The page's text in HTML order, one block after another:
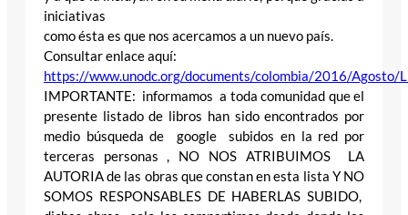
iniciativas
como ésta es que nos acercamos a un nuevo país.
Consultar enlace aquí:
https://www.unodc.org/documents/colombia/2016/Agosto/
IMPORTANTE: informamos a toda comunidad que el
presente listado de libros han sido encontrados por
medio búsqueda de google subidos en la red por
terceras personas , NO NOS ATRIBUIMOS LA
AUTORIA de las obras que constan en esta lista Y NO
SOMOS RESPONSABLES DE HABERLAS SUBIDO,